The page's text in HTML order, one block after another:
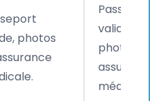
photos
valide,
photos